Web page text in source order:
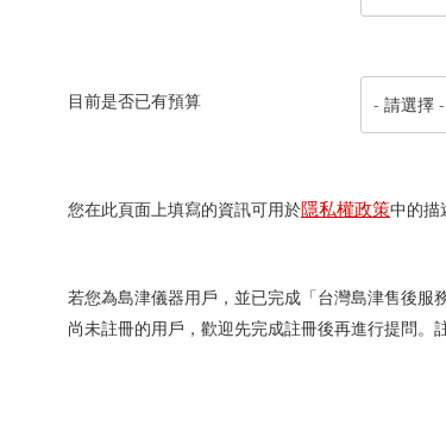
目前是否已有預算
您在此頁面上填寫的資訊可用於隱私權政策中的描
若您為島津儀器用戶，並已完成「台灣島津售後服
尚未註冊的用戶，歡迎先完成註冊後再進行提問。